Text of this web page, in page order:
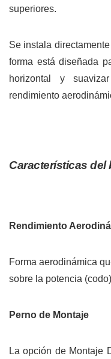
superiores.
Se instala
forma está diseñada
horizontal y
rendimiento
Características del
Rendimiento
Forma aerodinámica
sobre la potencia
Perno de Montaje
La opción de Montaje